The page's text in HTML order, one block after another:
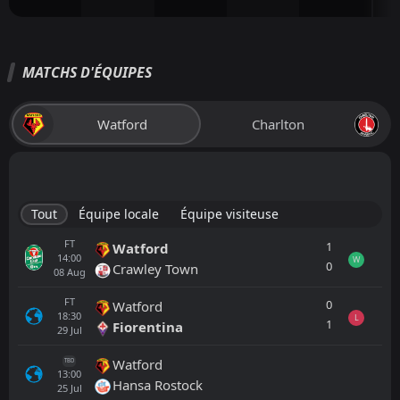
MATCHS D'ÉQUIPES
Watford Charlton
Tout Équipe locale Équipe visiteuse
FT
14:00
08 Aug
Watford
Crawley Town
1
0
W
FT
18:30
29 Jul
Watford
Fiorentina
0
1
L
TBD
13:00
25 Jul
Watford
Hansa Rostock